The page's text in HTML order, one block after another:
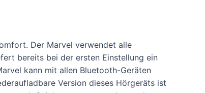
Der Marvel verwendet alle
bereits bei der ersten Einstellung ein
kann mit allen Bluetooth-Geräten
Version dieses Hörgeräts ist